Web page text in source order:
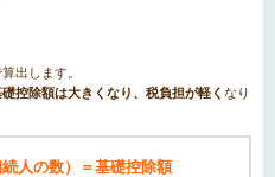
出します。
控除額は大きくなり、税負担が軽く なり
人の数）＝基礎控除額